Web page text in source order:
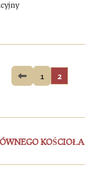
1 2
KOŚCIOŁA